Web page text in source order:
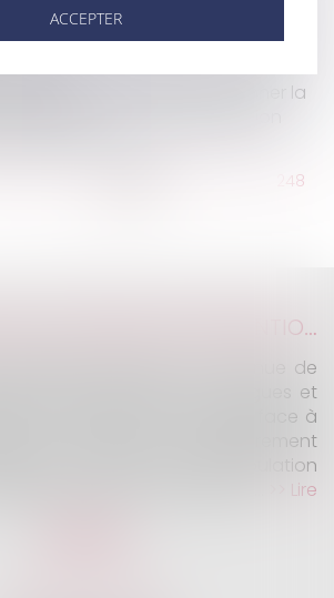
: la « vente à emporter » n’autorise
l’administration de subordonner la
de construire à la création
passage
248
FORTES CHALEURS : MESURES DE PRÉVENTION ET ACTIONS DE L'INSPECTION DU TRAVAIL
entraine la survenue de
plus fréquentes, plus longues et
la fin mai, la France fait face à
caniculaires particulièrement
un risque pour la population
pour les travailleurs...
Lire
ACCEPTER